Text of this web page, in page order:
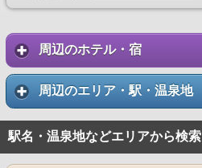
周辺のホテル・宿
周辺のエリア・駅・温泉地
駅名・温泉地などエリアから検索